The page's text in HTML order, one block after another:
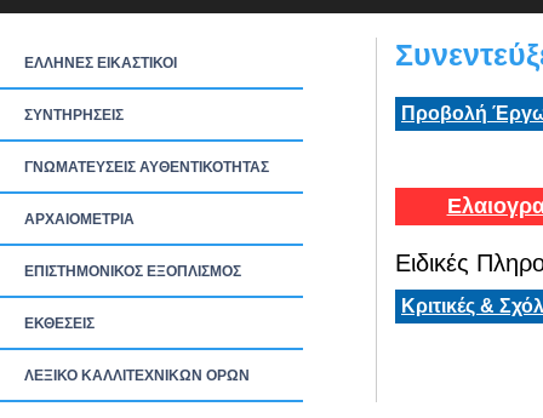
ΕΛΛΗΝΕΣ ΕΙΚΑΣΤΙΚΟΙ
ΣΥΝΤΗΡΗΣΕΙΣ
ΓΝΩΜΑΤΕΥΣΕΙΣ ΑΥΘΕΝΤΙΚΟΤΗΤΑΣ
ΑΡΧΑΙΟΜΕΤΡΙΑ
ΕΠΙΣΤΗΜΟΝΙΚΟΣ ΕΞΟΠΛΙΣΜΟΣ
ΕΚΘΕΣΕΙΣ
ΛΕΞΙΚΟ ΚΑΛΛΙΤΕΧΝΙΚΩΝ ΟΡΩΝ
Προβολή
Ειδικές
Κριτικές &